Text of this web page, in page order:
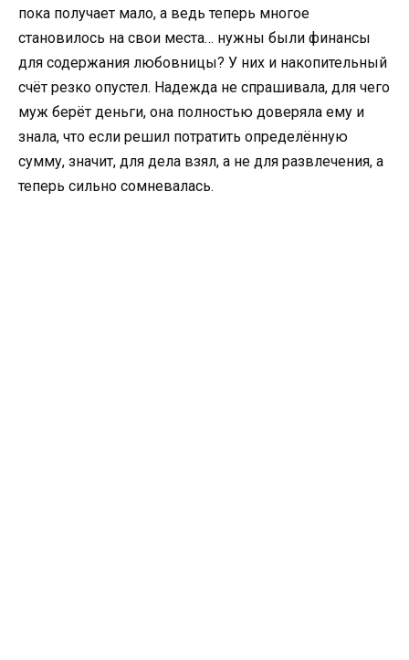
пока получает мало, а ведь теперь многое
становилось на свои места… нужны были финансы
для содержания любовницы? У них и накопительный
счёт резко опустел. Надежда не спрашивала, для чего
муж берёт деньги, она полностью доверяла ему и
знала, что если решил потратить определённую
сумму, значит, для дела взял, а не для развлечения, а
теперь сильно сомневалась.